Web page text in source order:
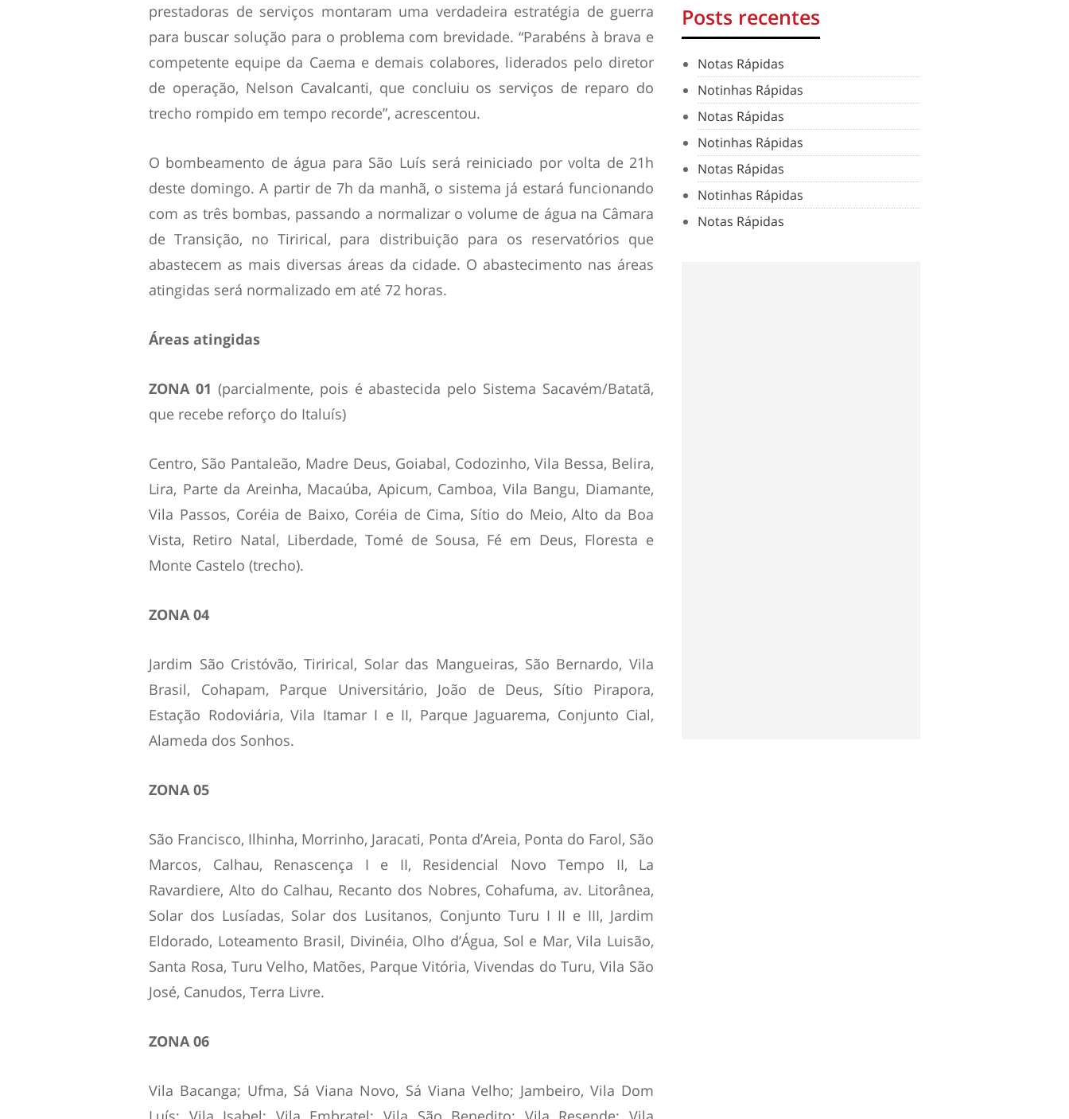
prestadoras de serviços montaram uma verdadeira estratégia de guerra
para buscar solução para o problema com brevidade. “Parabéns à brava e
competente equipe da Caema e demais colabores, liderados pelo diretor
de operação, Nelson Cavalcanti, que concluiu os serviços de reparo do
trecho rompido em tempo recorde”, acrescentou.
O bombeamento de água para São Luís será reiniciado por volta de 21h
deste domingo. A partir de 7h da manhã, o sistema já estará funcionando
com as três bombas, passando a normalizar o volume de água na Câmara
de Transição, no Tirirical, para distribuição para os reservatórios que
abastecem as mais diversas áreas da cidade. O abastecimento nas áreas
atingidas será normalizado em até 72 horas.
Áreas atingidas
ZONA 01 (parcialmente, pois é abastecida pelo Sistema Sacavém/Batatã,
que recebe reforço do Italuís)
Centro, São Pantaleão, Madre Deus, Goiabal, Codozinho, Vila Bessa, Belira,
Lira, Parte da Areinha, Macaúba, Apicum, Camboa, Vila Bangu, Diamante,
Vila Passos, Coréia de Baixo, Coréia de Cima, Sítio do Meio, Alto da Boa
Vista, Retiro Natal, Liberdade, Tomé de Sousa, Fé em Deus, Floresta e
Monte Castelo (trecho).
ZONA 04
Jardim São Cristóvão, Tirirical, Solar das Mangueiras, São Bernardo, Vila
Brasil, Cohapam, Parque Universitário, João de Deus, Sítio Pirapora,
Estação Rodoviária, Vila Itamar I e II, Parque Jaguarema, Conjunto Cial,
Alameda dos Sonhos.
ZONA 05
São Francisco, Ilhinha, Morrinho, Jaracati, Ponta d’Areia, Ponta do Farol, São
Marcos, Calhau, Renascença I e II, Residencial Novo Tempo II, La
Ravardiere, Alto do Calhau, Recanto dos Nobres, Cohafuma, av. Litorânea,
Solar dos Lusíadas, Solar dos Lusitanos, Conjunto Turu I II e III, Jardim
Eldorado, Loteamento Brasil, Divinéia, Olho d’Água, Sol e Mar, Vila Luisão,
Santa Rosa, Turu Velho, Matões, Parque Vitória, Vivendas do Turu, Vila São
José, Canudos, Terra Livre.
ZONA 06
Vila Bacanga; Ufma, Sá Viana Novo, Sá Viana Velho; Jambeiro, Vila Dom
Posts recentes
Notas Rápidas
Notinhas Rápidas
Notas Rápidas
Notinhas Rápidas
Notas Rápidas
Notinhas Rápidas
Notas Rápidas